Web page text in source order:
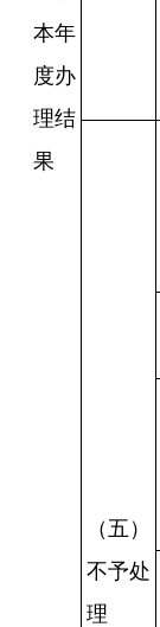
本年
度办
理结
果
（五）
不予处
理